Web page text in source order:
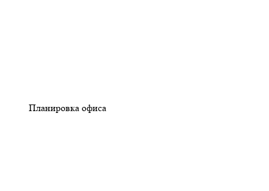
Планировка офиса